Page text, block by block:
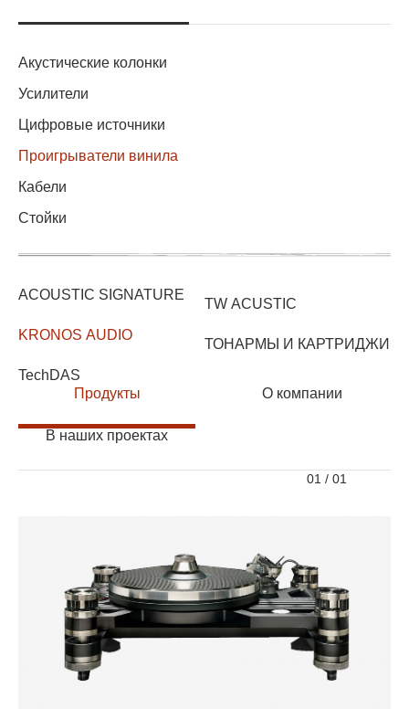
Акустические колонки
Усилители
Цифровые источники
Проигрыватели винила
Кабели
Стойки
ACOUSTIC SIGNATURE
KRONOS AUDIO
TechDAS
TW ACUSTIC
ТОНАРМЫ И КАРТРИДЖИ
Продукты О компании
В наших проектах
01 / 01